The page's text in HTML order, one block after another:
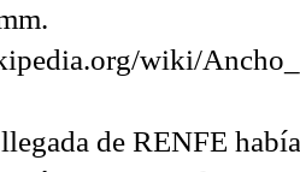
wiki/
de RENFE